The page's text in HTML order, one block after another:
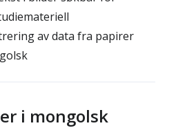
av data fra papirer
i mongolsk